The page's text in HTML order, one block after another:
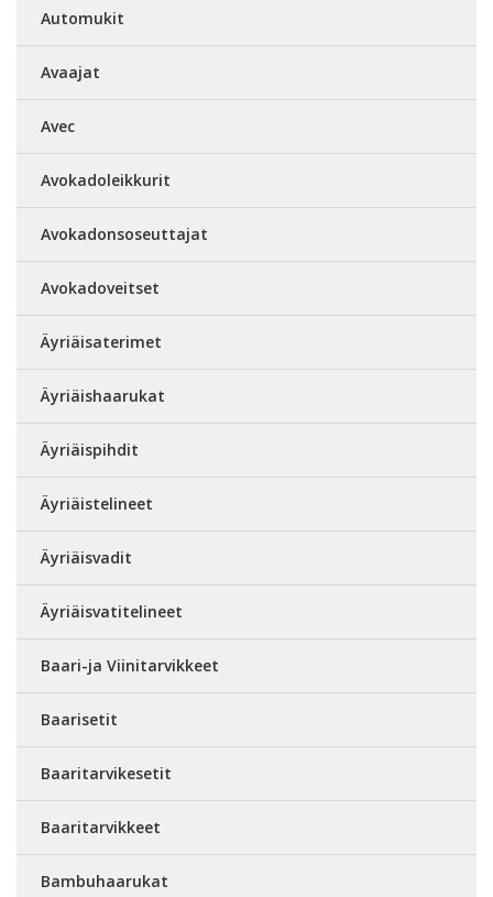
Automukit
Avaajat
Avec
Avokadoleikkurit
Avokadonsoseuttajat
Avokadoveitset
Äyriäisaterimet
Äyriäishaarukat
Äyriäispihdit
Äyriäistelineet
Äyriäisvadit
Äyriäisvatitelineet
Baari-ja Viinitarvikkeet
Baarisetit
Baaritarvikesetit
Baaritarvikkeet
Bambuhaarukat